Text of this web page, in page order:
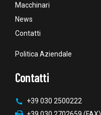
Macchinari
News
Contatti
Politica Aziendale
Contatti
+39 030 2500222